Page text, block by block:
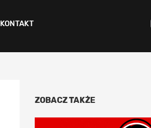
KONTAKT
ZOBACZ TAKŻE